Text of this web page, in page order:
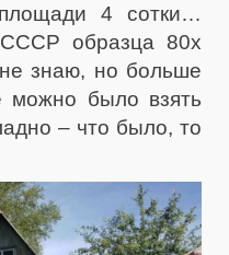
4 сотки…
образца 80х
знаю, но больше
можно было взять
– что было, то